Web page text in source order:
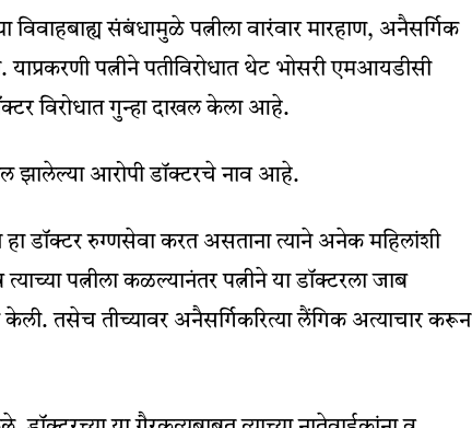
विवाहबाह्य संबंधामुळे पत्नीला वारंवार मारहाण, अनैसर्गिक
पत्नीने पतीविरोधात थेट भोसरी एमआयडीसी
विरोधात गुन्हा दाखल केला आहे.
झालेल्या आरोपी डॉक्टरचे नाव आहे.
डॉक्टर रुग्णसेवा करत असताना त्याने अनेक महिलांशी
पत्नीला कळल्यानंतर पत्नीने या डॉक्टरला जाब
केली. तसेच तीच्यावर अनैसर्गिकरित्या लैंगिक अत्याचार करून